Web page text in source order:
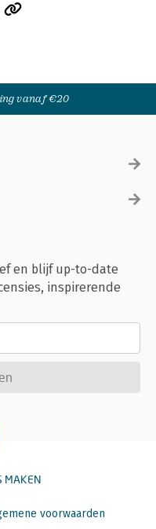
vanaf €20
en blijf up-to-date
inspirerende
MAKEN
voorwaarden